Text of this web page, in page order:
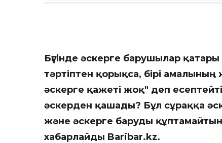
Бүгінде әскерге барушылар
тәртіптен қорықса, бірі амалының
әскерге қажеті жоқ" деп
әскерден қашады? Бұл сұраққа
және әскерге баруды
хабарлайды Baribar.kz.